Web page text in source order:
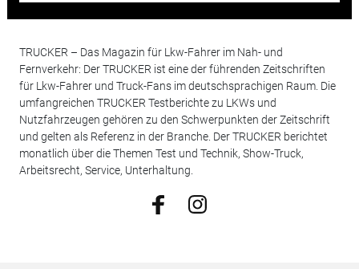
TRUCKER – Das Magazin für Lkw-Fahrer im Nah- und
Fernverkehr: Der TRUCKER ist eine der führenden Zeitschriften
für Lkw-Fahrer und Truck-Fans im deutschsprachigen Raum. Die
umfangreichen TRUCKER Testberichte zu LKWs und
Nutzfahrzeugen gehören zu den Schwerpunkten der Zeitschrift
und gelten als Referenz in der Branche. Der TRUCKER berichtet
monatlich über die Themen Test und Technik, Show-Truck,
Arbeitsrecht, Service, Unterhaltung.